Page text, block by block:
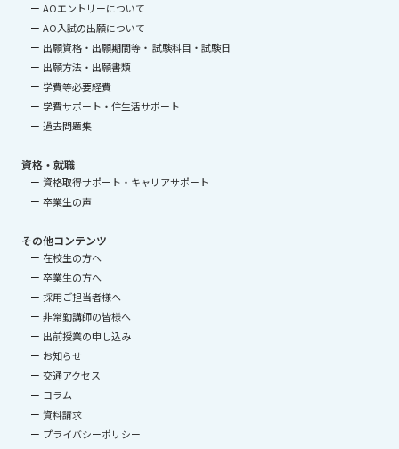
AOエントリーについて
AO入試の出願について
出願資格・出願期間等・ 試験科目・試験日
出願方法・出願書類
学費等必要経費
学費サポート・住生活サポート
過去問題集
資格・就職
資格取得サポート・キャリアサポート
卒業生の声
その他コンテンツ
在校生の方へ
卒業生の方へ
採用ご担当者様へ
非常勤講師の皆様へ
出前授業の申し込み
お知らせ
交通アクセス
コラム
資料請求
プライバシーポリシー